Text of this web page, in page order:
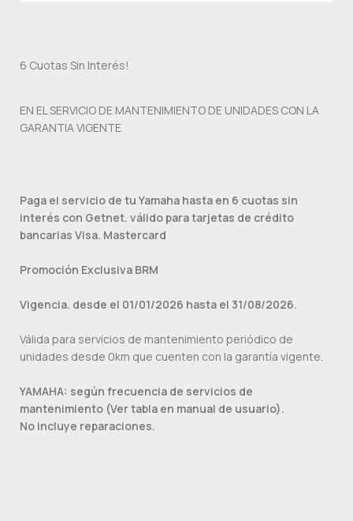
6 Cuotas Sin Interés!
EN EL SERVICIO DE MANTENIMIENTO DE UNIDADES CON LA
GARANTIA VIGENTE
Paga el servicio de tu Yamaha hasta en 6 cuotas sin
interés con Getnet. válido para tarjetas de crédito
bancarias Visa. Mastercard
Promoción Exclusiva BRM
Vigencia. desde el 01/01/2026 hasta el 31/08/2026.
Válida para servicios de mantenimiento periódico de
unidades desde 0km que cuenten con la garantía vigente.
YAMAHA: según frecuencia de servicios de
mantenimiento (Ver tabla en manual de usuario).
No incluye reparaciones.